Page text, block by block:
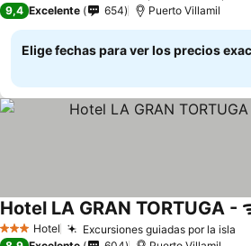
9,4 Excelente 654 Puerto Villamil
Elige fechas para ver los precios
3 Estrellas
Hotel Excursiones guiadas por la isla
Hotel LA GRAN TORTUGA -